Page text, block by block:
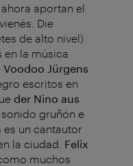
aportan el
Die
de alto nivel)
en la música
Voodoo Jürgens
escritos en
der Nino aus
gruñón e
es un cantautor
la ciudad. Felix
muchos